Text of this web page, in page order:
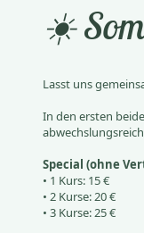
☀️
Lasst uns
In den ersten
Special (ohne
• 1 Kurs: 15 €
• 2 Kurse: 20 €
• 3 Kurse: 25 €